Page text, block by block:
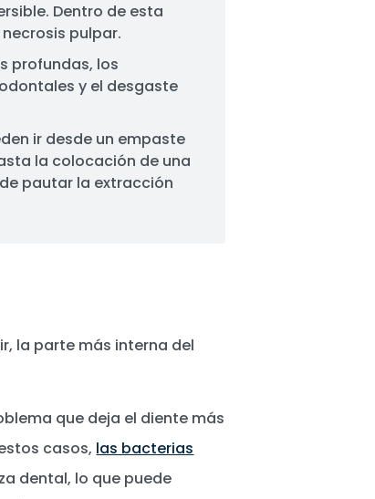
Dentro de esta
pulpar.
profundas, los
y el desgaste
ir desde un empaste
la colocación de una
pautar la extracción
la parte más interna del
que deja el diente más
casos, las bacterias
dental, lo que puede